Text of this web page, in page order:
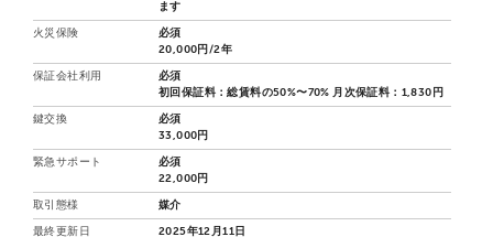
ます
火災保険
必須
20,000円/2年
保証会社利用
必須
初回保証料：総賃料の50%〜70% 月次保証料：1,830円
鍵交換
必須
33,000円
緊急サポート
必須
22,000円
取引態様 媒介
最終更新日 2025年12月11日